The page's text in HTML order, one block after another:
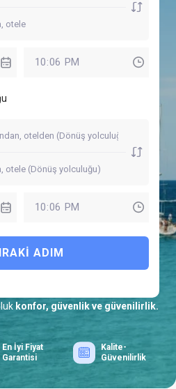
ADIM
konfor, güvenlik ve güvenilirlik.
En İyi Fiyat
Garantisi
Kalite-
Güvenilirlik